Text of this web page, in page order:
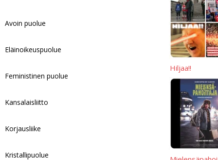
Hiljaa!!
Avoin puolue
Eläinoikeuspuolue
Feministinen puolue
Kansalaisliitto
Korjausliike
Kristallipuolue